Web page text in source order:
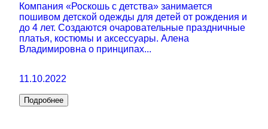
Компания «Роскошь с детства» занимается
пошивом детской одежды для детей от рождения и
до 4 лет. Создаются очаровательные праздничные
платья, костюмы и аксессуары. Алена
Владимировна о принципах...
11.10.2022
Подробнее